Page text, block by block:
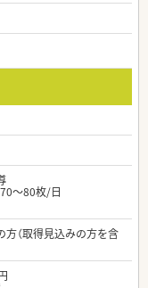
70～80枚/日
（取得見込みの方を含